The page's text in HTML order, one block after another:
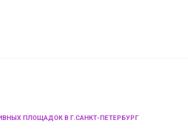
ПЛОЩАДОК В Г.САНКТ-ПЕТЕРБУРГ